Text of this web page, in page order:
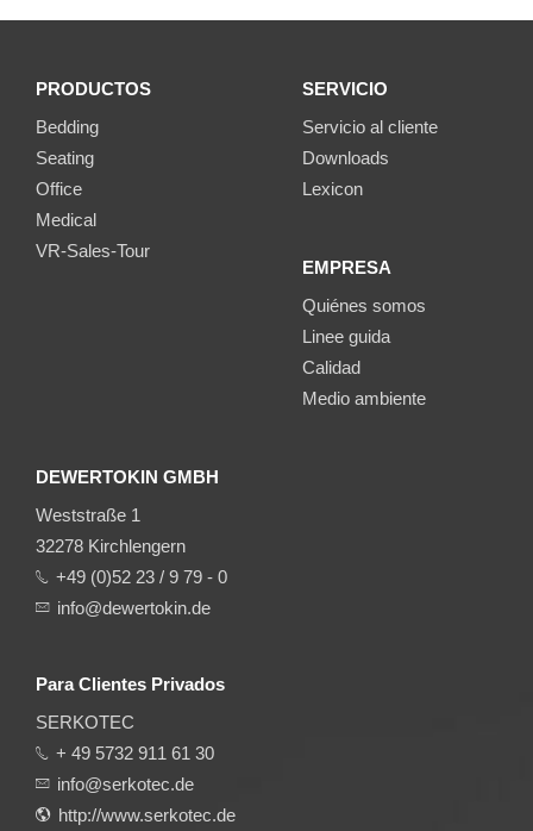
PRODUCTOS
Bedding
Seating
Office
Medical
VR-Sales-Tour
SERVICIO
Servicio al cliente
Downloads
Lexicon
EMPRESA
Quiénes somos
Linee guida
Calidad
Medio ambiente
DEWERTOKIN GMBH
Weststraße 1
32278 Kirchlengern
+49 (0)52 23 / 9 79 - 0
info@dewertokin.de
Para Clientes Privados
SERKOTEC
+ 49 5732 911 61 30
info@serkotec.de
http://www.serkotec.de